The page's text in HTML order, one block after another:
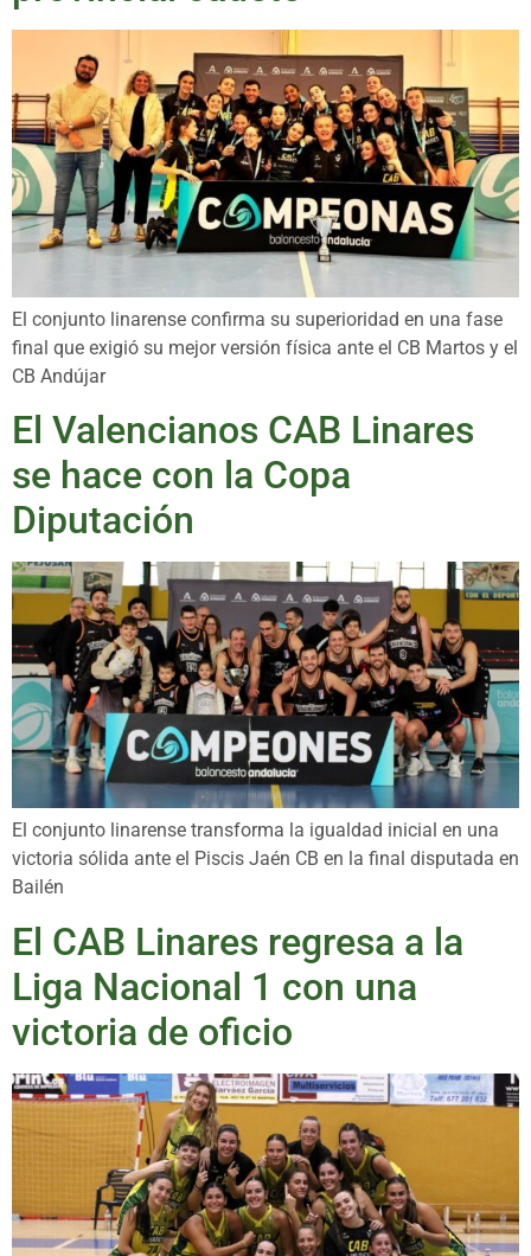
El conjunto linarense confirma su superioridad en una fase
final que exigió su mejor versión física ante el CB Martos y el
CB Andújar
El Valencianos CAB Linares
se hace con la Copa
Diputación
El conjunto linarense transforma la igualdad inicial en una
victoria sólida ante el Piscis Jaén CB en la final disputada en
Bailén
El CAB Linares regresa a la
Liga Nacional 1 con una
victoria de oficio